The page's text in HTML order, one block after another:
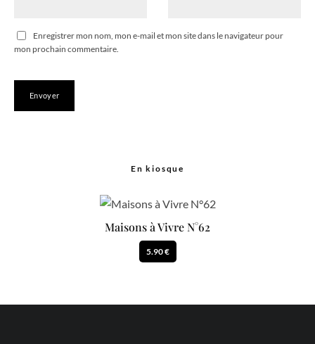
Enregistrer mon nom, mon e-mail et mon site dans le navigateur pour
mon prochain commentaire.
En kiosque
Maisons à Vivre N°62
5.90 €